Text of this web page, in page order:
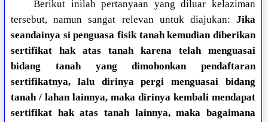
Berikut inilah pertanyaan yang diluar kelaziman
tersebut, namun sangat relevan untuk diajukan: Jika
seandainya si penguasa fisik tanah kemudian diberikan
sertifikat hak atas tanah karena telah menguasai
bidang tanah yang dimohonkan pendaftaran
sertifikatnya, lalu dirinya pergi menguasai bidang
tanah / lahan lainnya, maka dirinya kembali mendapat
sertifikat hak atas tanah lainnya, maka bagaimana